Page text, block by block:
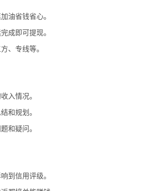
油省钱省心。
成即可提现。
、专线等。
入情况。
和规划。
和疑问。
到信用评级。